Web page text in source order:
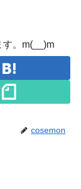
す。m(__)m
cosemon